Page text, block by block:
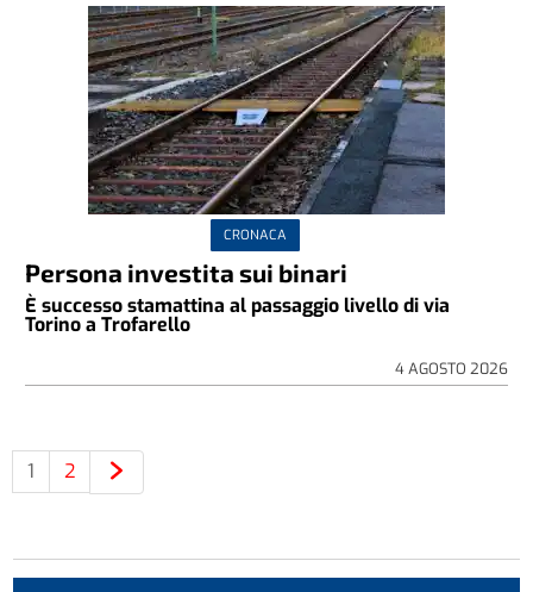
CRONACA
Persona investita sui binari
È successo stamattina al passaggio livello di via
Torino a Trofarello
4 AGOSTO 2026
1 2